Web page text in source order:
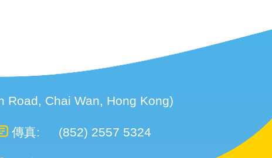
Road, Chai Wan, Hong Kong)
傳真: (852) 2557 5324